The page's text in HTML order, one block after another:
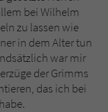
bei Wilhelm
zu lassen wie
in dem Alter tun
war mir
der Grimms
das ich bei
die
mit dem
z. B. den
zu